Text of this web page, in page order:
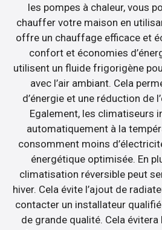
les pompes à chaleur, vous
chauffer votre maison en
offre un chauffage efficace et
confort et économies
utilisent un fluide frigorigène
avec l’air ambiant. Cela
d’énergie et une réduction de
Egalement, les climatiseurs
automatiquement à la
consomment moins
énergétique optimisée. En
climatisation réversible peut
hiver. Cela évite l’ajout de
contacter un installateur
de grande qualité. Cela